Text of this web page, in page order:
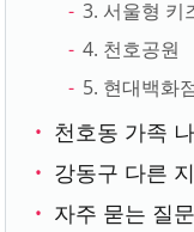
3. 서울형 키
4. 천호공원
5. 현대백화
천호동 가족
강동구 다른
자주 묻는 질